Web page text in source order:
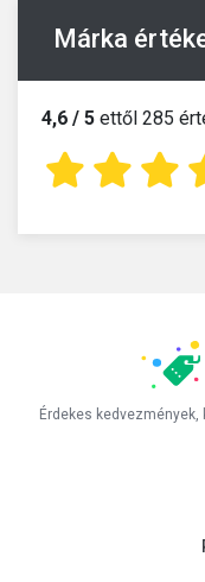
Márka
4,6 / 5 ettől 285
Érdekes